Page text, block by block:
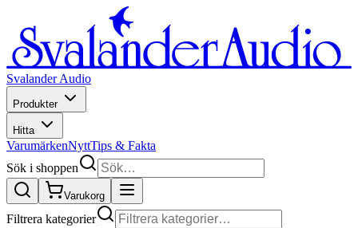
Svalander Audio
Produkter
Hitta
VarumärkenNyttTips & Fakta
Sök i shoppen
Varukorg
Filtrera kategorier